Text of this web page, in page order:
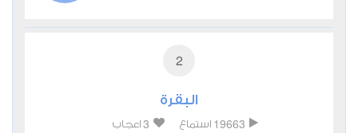
2
البقرة
19663 استماع 3 اعجاب